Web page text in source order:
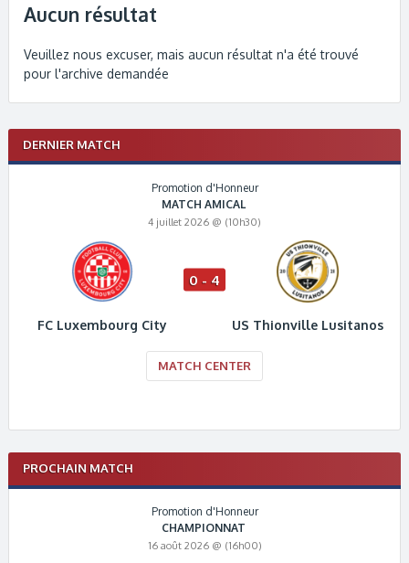
Aucun résultat
Veuillez nous excuser, mais aucun résultat n'a été trouvé
pour l'archive demandée
DERNIER MATCH
Promotion d'Honneur
MATCH AMICAL
4 juillet 2026 @ (10h30)
FC Luxembourg City
0 - 4
US Thionville Lusitanos
MATCH CENTER
PROCHAIN MATCH
Promotion d'Honneur
CHAMPIONNAT
16 août 2026 @ (16h00)